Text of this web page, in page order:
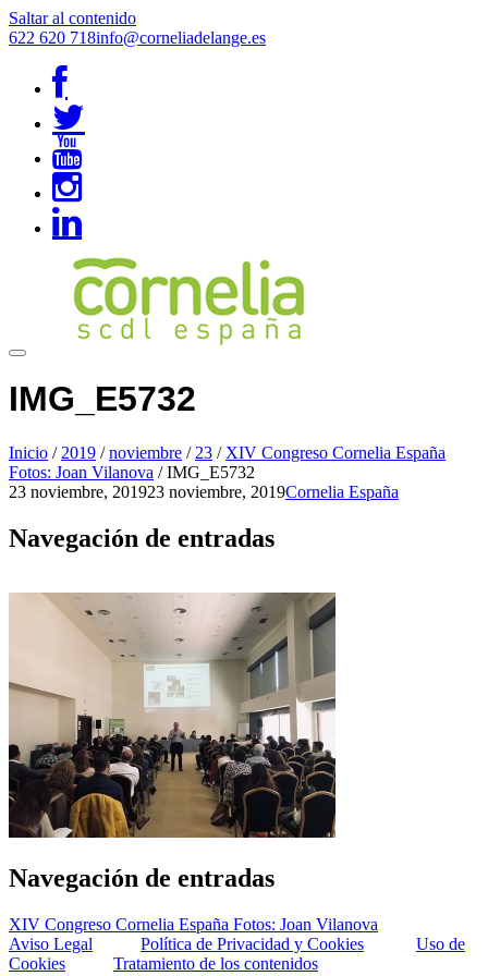
Saltar al contenido
622 620 718info@corneliadelange.es
IMG_E5732
Inicio / 2019 / noviembre / 23 / XIV Congreso Cornelia España
Fotos: Joan Vilanova / IMG_E5732
23 noviembre, 201923 noviembre, 2019Cornelia España
Navegación de entradas
Navegación de entradas
XIV Congreso Cornelia España Fotos: Joan Vilanova
Aviso Legal
Política de Privacidad y Cookies
Uso de
Cookies
Tratamiento de los contenidos